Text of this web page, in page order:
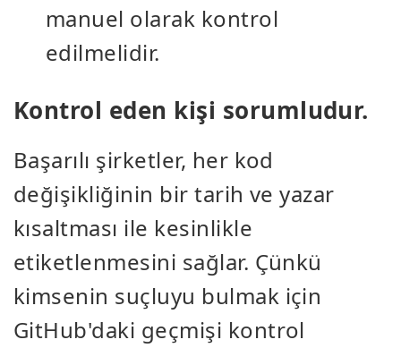
manuel olarak kontrol
edilmelidir.
Kontrol eden kişi sorumludur.
Başarılı şirketler, her kod
değişikliğinin bir tarih ve yazar
kısaltması ile kesinlikle
etiketlenmesini sağlar. Çünkü
kimsenin suçluyu bulmak için
GitHub'daki geçmişi kontrol